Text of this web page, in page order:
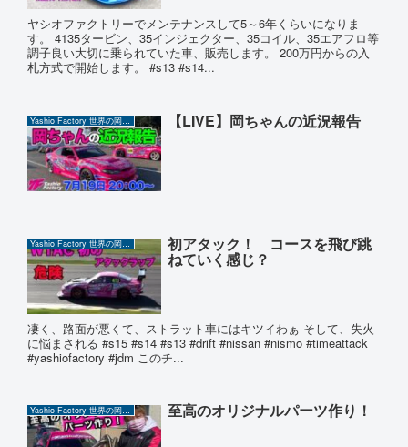
ヤシオファクトリーでメンテナンスして5～6年くらいになりま
す。 4135タービン、35インジェクター、35コイル、35エアフロ等
調子良い大切に乗られていた車、販売します。 200万円からの入
札方式で開始します。 #s13 #s14...
Yashio Factory 世界の岡ちゃん 【LIVE】岡ちゃんの近況報告
Yashio Factory 世界の岡ちゃん 初アタック！ コースを飛び跳
ねていく感じ？
凄く、路面が悪くて、ストラット車にはキツイわぁ そして、失火
に悩まされる #s15 #s14 #s13 #drift #nissan #nismo #timeattack
#yashiofactory #jdm このチ...
Yashio Factory 世界の岡ちゃん 至高のオリジナルパーツ作り！